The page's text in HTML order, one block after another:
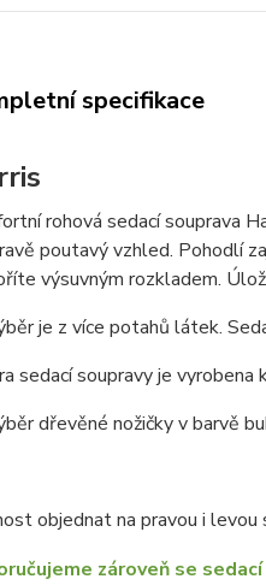
specifikace
rohová sedací souprava
poutavý vzhled. Pohodlí
výsuvným rozkladem.
je z více potahů látek.
sedací soupravy je
dřevěné nožičky v barvě
objednat na pravou i levou
zároveň se